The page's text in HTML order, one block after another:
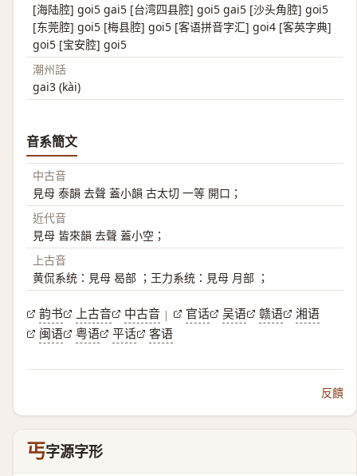
[海陆腔] goi5 gai5 [台湾四县腔] goi5 gai5 [沙头角腔] goi5
[东莞腔] goi5 [梅县腔] goi5 [客语拼音字汇] goi4 [客英字典]
goi5 [宝安腔] goi5
潮州話
gai3 (kài)
音系簡文
中古音
見母 泰韻 去聲 蓋小韻 古太切 一等 開口；
近代音
見母 皆來韻 去聲 蓋小空；
上古音
黄侃系统：見母 曷部 ；王力系统：見母 月部 ；
韵书 上古音 中古音 | 官话 吴语 赣语
湘语
闽语
粤语 平话 客语
反饋
丐字源字形